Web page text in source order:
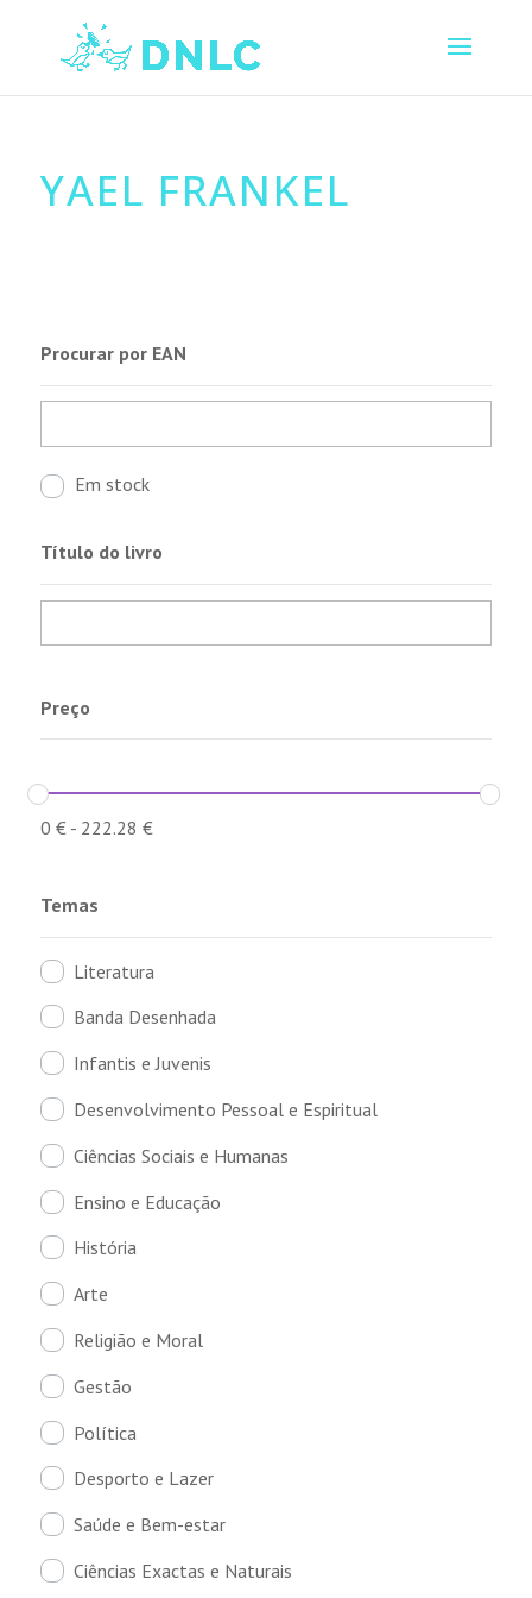
YAEL FRANKEL
Procurar por EAN
Em stock
Título do livro
Preço
0 €- 222.28 €
Temas
Literatura
Banda Desenhada
Infantis e Juvenis
Desenvolvimento Pessoal e Espiritual
Ciências Sociais e Humanas
Ensino e Educação
História
Arte
Religião e Moral
Gestão
Política
Desporto e Lazer
Saúde e Bem-estar
Ciências Exactas e Naturais